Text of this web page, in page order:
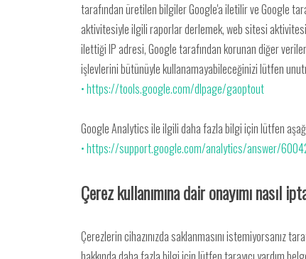
tarafından üretilen bilgiler Google'a iletilir ve Google
aktivitesiyle ilgili raporlar derlemek, web sitesi aktivitesi
ilettiği IP adresi, Google tarafından korunan diğer
işlevlerini bütünüyle kullanamayabileceğinizi lütfen
• https://tools.google.com/dlpage/gaoptout
Google Analytics ile ilgili daha fazla bilgi için lütfen
• https://support.google.com/analytics/answer/
Çerez kullanımına dair onayımı nasıl
Çerezlerin cihazınızda saklanmasını istemiyorsanız